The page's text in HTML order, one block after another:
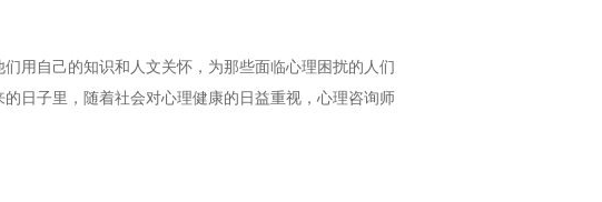
用自己的知识和人文关怀，为那些面临心理困扰的人们
日子里，随着社会对心理健康的日益重视，心理咨询师